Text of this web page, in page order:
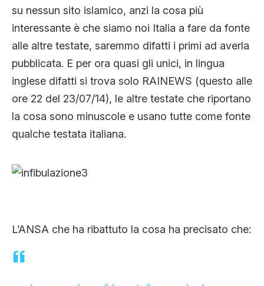
su nessun sito islamico, anzi la cosa più
interessante è che siamo noi Italia a fare da fonte
alle altre testate, saremmo difatti i primi ad averla
pubblicata. E per ora quasi gli unici, in lingua
inglese difatti si trova solo RAINEWS (questo alle
ore 22 del 23/07/14), le altre testate che riportano
la cosa sono minuscole e usano tutte come fonte
qualche testata italiana.
L’ANSA che ha ribattuto la cosa ha precisato che: